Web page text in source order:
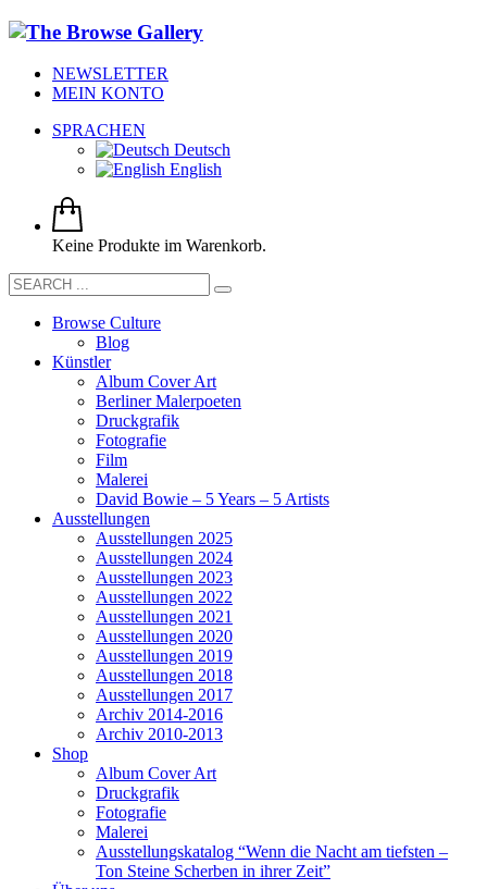
NEWSLETTER
MEIN KONTO
SPRACHEN
Deutsch
English
Keine Produkte im Warenkorb.
Browse Culture
Blog
Künstler
Album Cover Art
Berliner Malerpoeten
Druckgrafik
Fotografie
Film
Malerei
David Bowie – 5 Years – 5 Artists
Ausstellungen
Ausstellungen 2025
Ausstellungen 2024
Ausstellungen 2023
Ausstellungen 2022
Ausstellungen 2021
Ausstellungen 2020
Ausstellungen 2019
Ausstellungen 2018
Ausstellungen 2017
Archiv 2014-2016
Archiv 2010-2013
Shop
Album Cover Art
Druckgrafik
Fotografie
Malerei
Ausstellungskatalog “Wenn die Nacht am tiefsten –
Ton Steine Scherben in ihrer Zeit”